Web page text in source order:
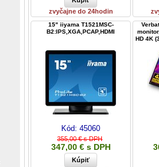
zvyčajne do 24hodin
15" iiyama T1521MSC-
B2:IPS,XGA,PCAP,HDMI
Kód: 45060
355,00 € s DPH
347,00 € s DPH
HD 4K